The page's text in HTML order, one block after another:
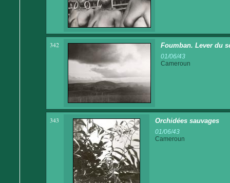
342 Foumban. Lever du
01/06/43
Cameroun
343 Orchidées sauvages
01/06/43
Cameroun